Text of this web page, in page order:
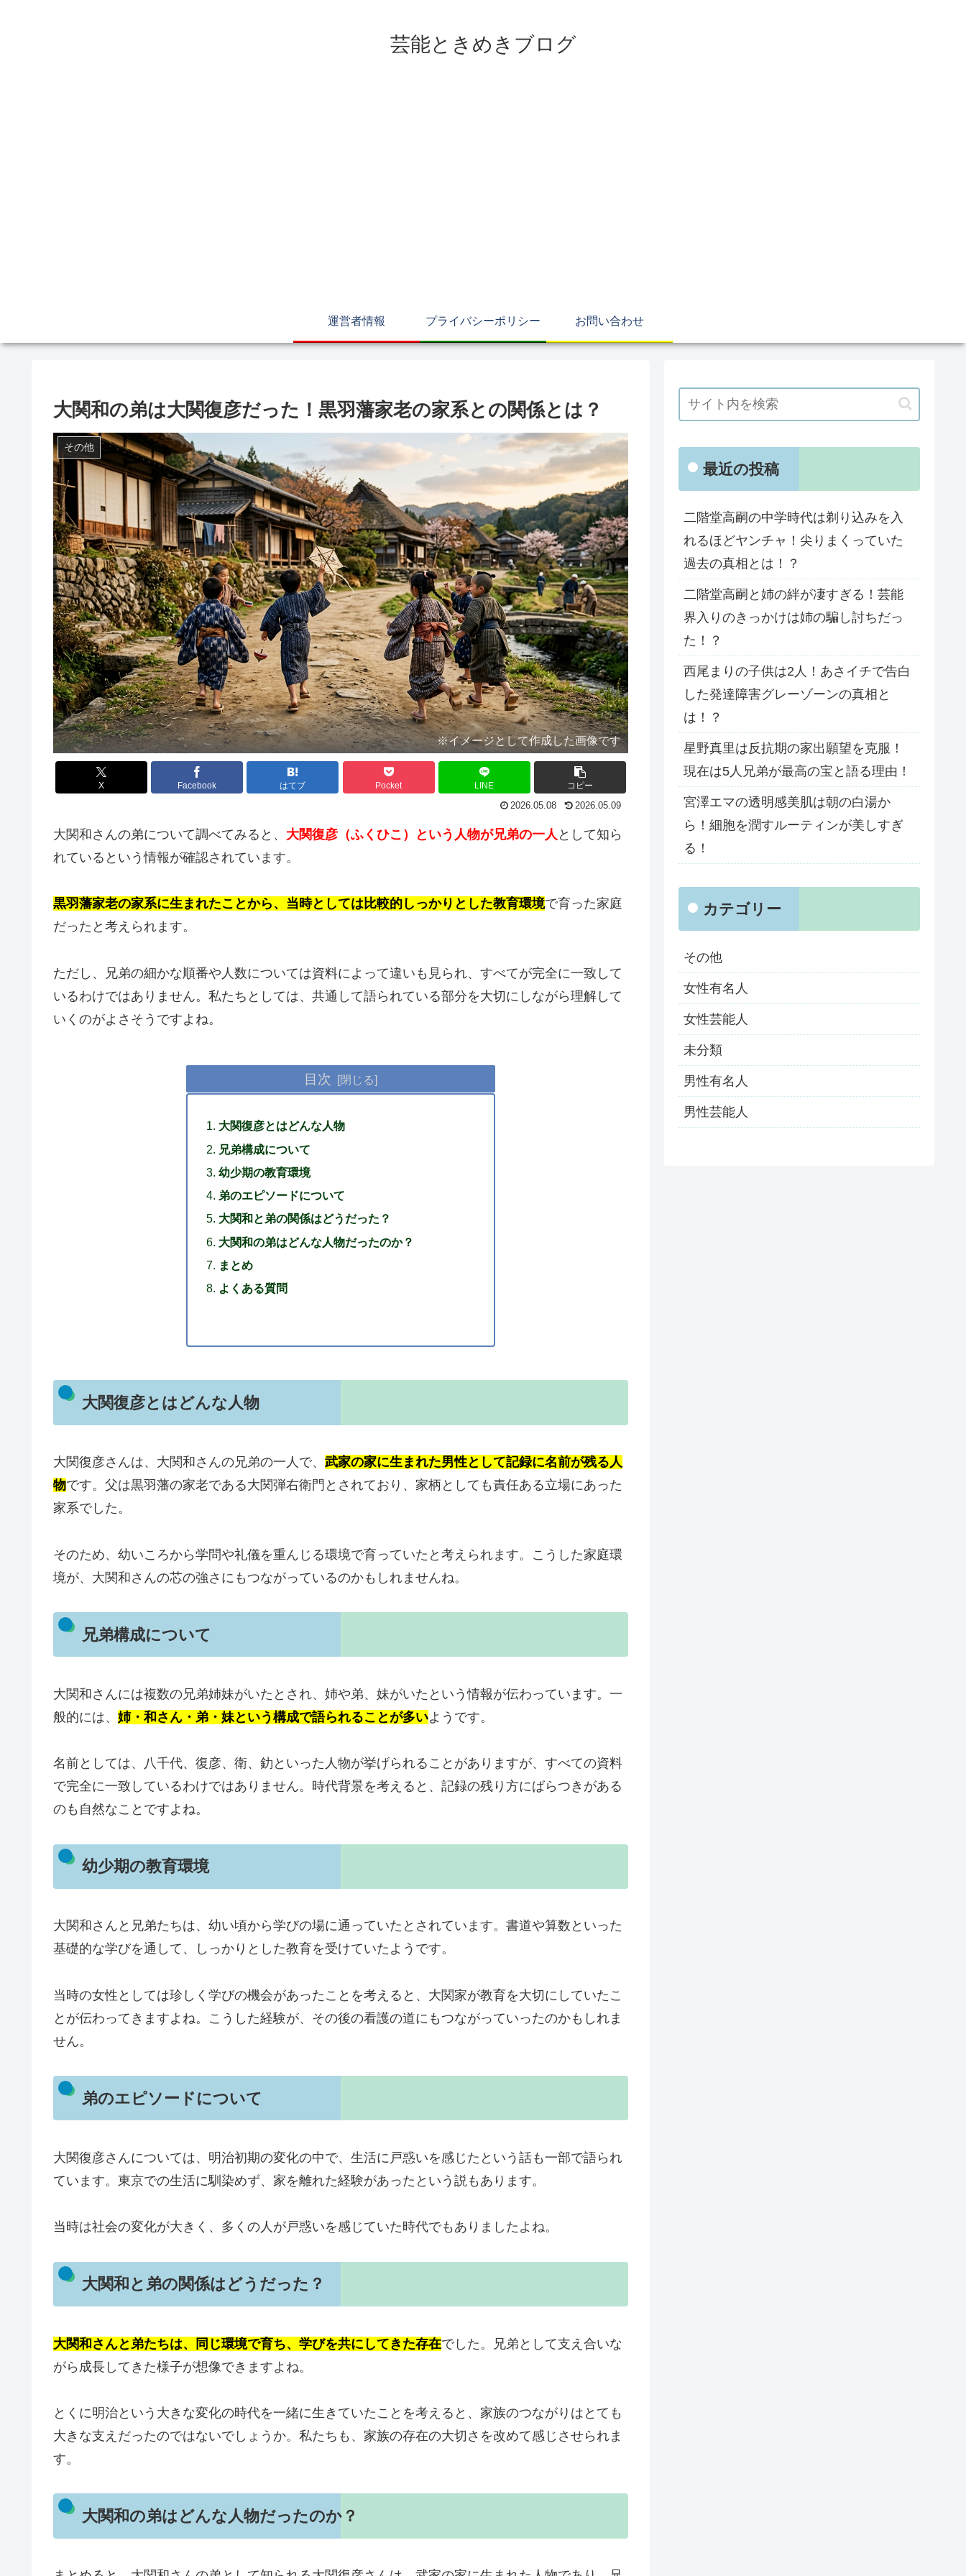
芸能ときめきブログ
運営者情報 プライバシーポリシー お問い合わせ
大関和の弟は大関復彦だった！黒羽藩家老の家系との関係とは？
その他
※イメージとして作成した画像です
X Facebook はてブ Pocket LINE コピー
2026.05.08 2026.05.09
大関和さんの弟について調べてみると、 大関復彦（ふくひこ）という人物が兄弟の一人 として知ら
れているという情報が確認されています。
黒羽藩家老の家系に生まれたことから、当時としては比較的しっかりとした教育環境で育った家庭
だったと考えられます。
ただし、兄弟の細かな順番や人数については資料によって違いも見られ、すべてが完全に一致して
いるわけではありません。私たちとしては、共通して語られている部分を大切にしながら理解して
いくのがよさそうですよね。
目次
大関復彦とはどんな人物
兄弟構成について
幼少期の教育環境
弟のエピソードについて
大関和と弟の関係はどうだった？
大関和の弟はどんな人物だったのか？
まとめ
よくある質問
大関復彦とはどんな人物
大関復彦さんは、大関和さんの兄弟の一人で、 武家の家に生まれた男性として記録に名前が残る人
物です。父は黒羽藩の家老である大関弾右衛門とされており、家柄としても責任ある立場にあった
家系でした。
そのため、幼いころから学問や礼儀を重んじる環境で育っていたと考えられます。こうした家庭環
境が、大関和さんの芯の強さにもつながっているのかもしれませんね。
兄弟構成について
大関和さんには複数の兄弟姉妹がいたとされ、姉や弟、妹がいたという情報が伝わっています。一
般的には、 姉・和さん・弟・妹という構成で語られることが多いようです。
名前としては、八千代、復彦、衛、釛といった人物が挙げられることがありますが、すべての資料
で完全に一致しているわけではありません。時代背景を考えると、記録の残り方にばらつきがある
のも自然なことですよね。
幼少期の教育環境
大関和さんと兄弟たちは、幼い頃から学びの場に通っていたとされています。書道や算数といった
基礎的な学びを通して、しっかりとした教育を受けていたようです。
当時の女性としては珍しく学びの機会があったことを考えると、大関家が教育を大切にしていたこ
とが伝わってきますよね。こうした経験が、その後の看護の道にもつながっていったのかもしれま
せん。
弟のエピソードについて
大関復彦さんについては、明治初期の変化の中で、生活に戸惑いを感じたという話も一部で語られ
ています。東京での生活に馴染めず、家を離れた経験があったという説もあります。
当時は社会の変化が大きく、多くの人が戸惑いを感じていた時代でもありましたよね。
大関和と弟の関係はどうだった？
大関和さんと弟たちは、同じ環境で育ち、学びを共にしてきた存在でした。兄弟として支え合いな
がら成長してきた様子が想像できますよね。
とくに明治という大きな変化の時代を一緒に生きていたことを考えると、家族のつながりはとても
大きな支えだったのではないでしょうか。私たちも、家族の存在の大切さを改めて感じさせられま
す。
大関和の弟はどんな人物だったのか？
最近の投稿
二階堂高嗣の中学時代は剃り込みを入
れるほどヤンチャ！尖りまくっていた
過去の真相とは！？
二階堂高嗣と姉の絆が凄すぎる！芸能
界入りのきっかけは姉の騙し討ちだっ
た！？
西尾まりの子供は2人！あさイチで告白
した発達障害グレーゾーンの真相と
は！？
星野真里は反抗期の家出願望を克服！
現在は5人兄弟が最高の宝と語る理由！
宮澤エマの透明感美肌は朝の白湯か
ら！細胞を潤すルーティンが美しすぎ
る！
カテゴリー
その他
女性有名人
女性芸能人
未分類
男性有名人
男性芸能人